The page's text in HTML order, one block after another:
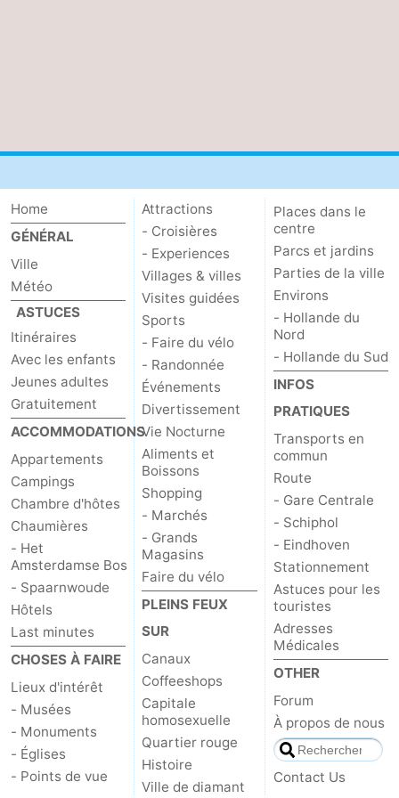
Home
GÉNÉRAL
Ville
Météo
ASTUCES
Itinéraires
Avec les enfants
Jeunes adultes
Gratuitement
ACCOMMODATIONS
Appartements
Campings
Chambre d'hôtes
Chaumières
- Het
Amsterdamse Bos
- Spaarnwoude
Hôtels
Last minutes
CHOSES À FAIRE
Lieux d'intérêt
- Musées
- Monuments
- Églises
- Points de vue
Attractions
- Croisières
- Experiences
Villages & villes
Visites guidées
Sports
- Faire du vélo
- Randonnée
Événements
Divertissement
Vie Nocturne
Aliments et
Boissons
Shopping
- Marchés
- Grands
Magasins
Faire du vélo
PLEINS FEUX
SUR
Canaux
Coffeeshops
Capitale
homosexuelle
Quartier rouge
Histoire
Ville de diamant
Places dans le
centre
Parcs et jardins
Parties de la ville
Environs
- Hollande du
Nord
- Hollande du Sud
INFOS
PRATIQUES
Transports en
commun
Route
- Gare Centrale
- Schiphol
- Eindhoven
Stationnement
Astuces pour les
touristes
Adresses
Médicales
OTHER
Forum
À propos de nous
Contact Us